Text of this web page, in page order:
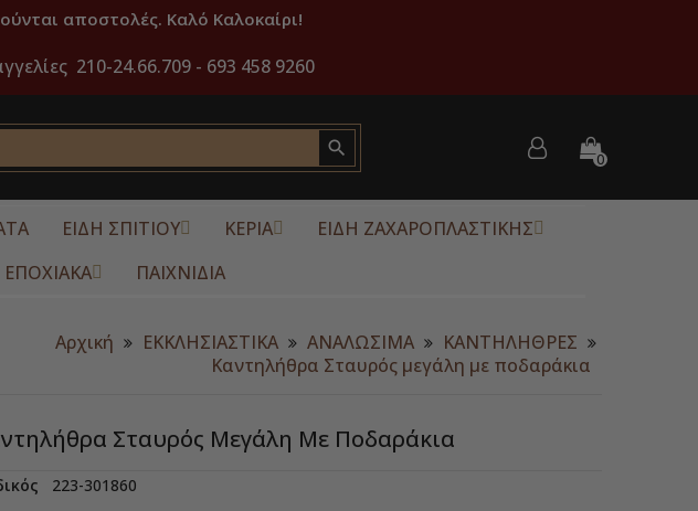
αποστολές. Καλό Καλοκαίρι!
210-24.66.709 - 693 458 9260
 0
ΕΙΔΗ ΣΠΙΤΙΟΥ ΚΕΡΙΑ
ΕΙΔΗ ΖΑΧΑΡΟΠΛΑΣΤΙΚΗΣ
ΕΠΟΧΙΑΚΑ ΠΑΙΧΝΙΔΙΑ
Αρχική ΕΚΚΛΗΣΙΑΣΤΙΚΑ ΑΝΑΛΩΣΙΜΑ
ΚΑΝΤΗΛΗΘΡΕΣ
Καντηλήθρα Σταυρός μεγάλη με ποδαράκια
Σταυρός Μεγάλη Με Ποδαράκια
223-301860